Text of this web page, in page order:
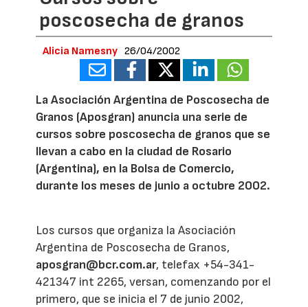
poscosecha de granos
Alicia Namesny 26/04/2002
La Asociación Argentina de Poscosecha de
Granos (Aposgran) anuncia una serie de
cursos sobre poscosecha de granos que se
llevan a cabo en la ciudad de Rosario
(Argentina), en la Bolsa de Comercio,
durante los meses de junio a octubre 2002.
Los cursos que organiza la Asociación
Argentina de Poscosecha de Granos,
aposgran@bcr.com.ar, telefax +54-341-
421347 int 2265, versan, comenzando por el
primero, que se inicia el 7 de junio 2002,